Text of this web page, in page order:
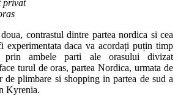
privat
contrastul dintre partea nordica si cea
experimentata daca va acordați puțin timp
ambele parti ale orasului divizat
turul de oras, partea Nordica, urmata de
de plimbare si shopping in partea de sud a
Kyrenia.